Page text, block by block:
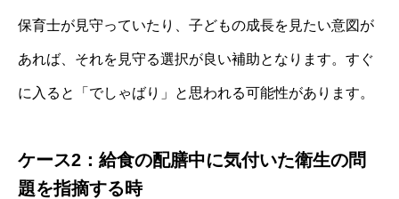
保育士が見守っていたり、子どもの成長を見たい意図が
あれば、それを見守る選択が良い補助となります。すぐ
に入ると「でしゃばり」と思われる可能性があります。
ケース2：給食の配膳中に気付いた衛生の問
題を指摘する時